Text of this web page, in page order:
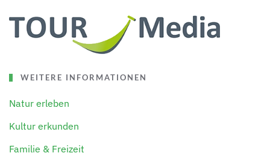
WEITERE INFORMATIONEN
Natur erleben
Kultur erkunden
Familie & Freizeit